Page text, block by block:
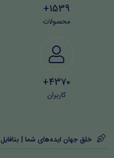
1539+
محصولات
4370+
کاربران
خلق جهان ایده‌های شما | بتافایل